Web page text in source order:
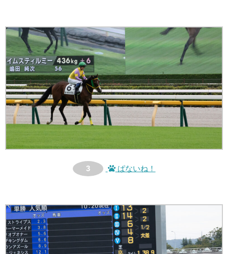
3 ぱないね！